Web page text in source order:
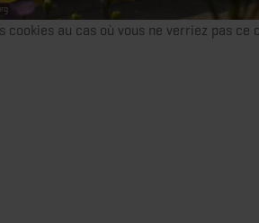
cookies au cas où vous ne verriez pas ce